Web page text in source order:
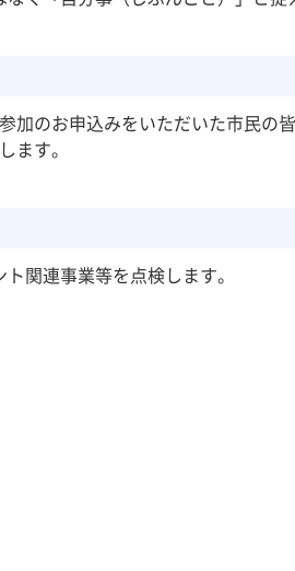
加のお申込みをいただいた市民の
ます。
関連事業等を点検します。